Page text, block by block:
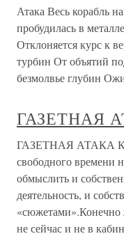
Атака Весь корабль
пробудилась в
Отклоняется курс к
турбин От объятий
безмолвье глубин
ГАЗЕТНАЯ
ГАЗЕТНАЯ АТАКА
свободного времени
обмыслить и
деятельность, и
«сюжетами».Конечно
не сейчас и не в